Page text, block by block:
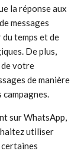
la réponse aux
messages
temps et de
De plus,
votre
de manière
campagnes.
sur WhatsApp,
utiliser
certaines